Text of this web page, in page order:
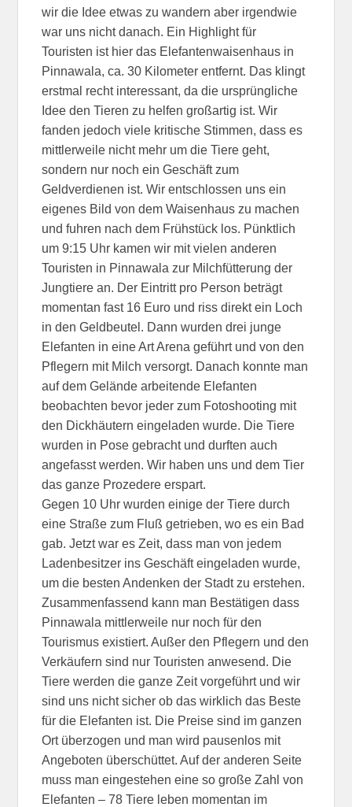
wir die Idee etwas zu wandern aber irgendwie
war uns nicht danach. Ein Highlight für
Touristen ist hier das Elefantenwaisenhaus in
Pinnawala, ca. 30 Kilometer entfernt. Das klingt
erstmal recht interessant, da die ursprüngliche
Idee den Tieren zu helfen großartig ist. Wir
fanden jedoch viele kritische Stimmen, dass es
mittlerweile nicht mehr um die Tiere geht,
sondern nur noch ein Geschäft zum
Geldverdienen ist. Wir entschlossen uns ein
eigenes Bild von dem Waisenhaus zu machen
und fuhren nach dem Frühstück los. Pünktlich
um 9:15 Uhr kamen wir mit vielen anderen
Touristen in Pinnawala zur Milchfütterung der
Jungtiere an. Der Eintritt pro Person beträgt
momentan fast 16 Euro und riss direkt ein Loch
in den Geldbeutel. Dann wurden drei junge
Elefanten in eine Art Arena geführt und von den
Pflegern mit Milch versorgt. Danach konnte man
auf dem Gelände arbeitende Elefanten
beobachten bevor jeder zum Fotoshooting mit
den Dickhäutern eingeladen wurde. Die Tiere
wurden in Pose gebracht und durften auch
angefasst werden. Wir haben uns und dem Tier
das ganze Prozedere erspart.
Gegen 10 Uhr wurden einige der Tiere durch
eine Straße zum Fluß getrieben, wo es ein Bad
gab. Jetzt war es Zeit, dass man von jedem
Ladenbesitzer ins Geschäft eingeladen wurde,
um die besten Andenken der Stadt zu erstehen.
Zusammenfassend kann man Bestätigen dass
Pinnawala mittlerweile nur noch für den
Tourismus existiert. Außer den Pflegern und den
Verkäufern sind nur Touristen anwesend. Die
Tiere werden die ganze Zeit vorgeführt und wir
sind uns nicht sicher ob das wirklich das Beste
für die Elefanten ist. Die Preise sind im ganzen
Ort überzogen und man wird pausenlos mit
Angeboten überschüttet. Auf der anderen Seite
muss man eingestehen eine so große Zahl von
Elefanten – 78 Tiere leben momentan im